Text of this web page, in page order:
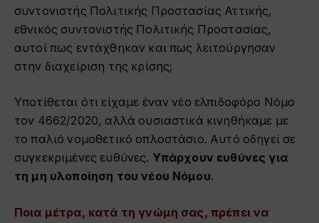
συντονιστής Πολιτικής Προστασίας Αττικής,
εθνικός συντονιστής Πολιτικής Προστασίας,
αυτοί πως εντάχθηκαν και πως λειτούργησαν
στην διαχείριση της κρίσης;
Υποτίθεται ότι είχαμε έναν νέο ελπιδοφόρο Νόμο
τον 4662/2020, αλλά ουσιαστικά κινηθήκαμε με
το παλιό νομοθετικό οπλοστάσιο. Αυτό οδηγεί σε
συγκεκριμένες ευθύνες. Υπάρχουν ευθύνες για
τη μη υλοποίηση του νέου Νόμου.
Ποια μέτρα, κατά τη γνώμη σας, πρέπει να